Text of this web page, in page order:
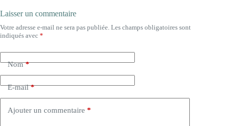
Laisser un commentaire
Votre adresse e-mail ne sera pas publiée. Les champs obligatoires sont
indiqués avec *
Nom*
E-mail*
Ajouter un commentaire *